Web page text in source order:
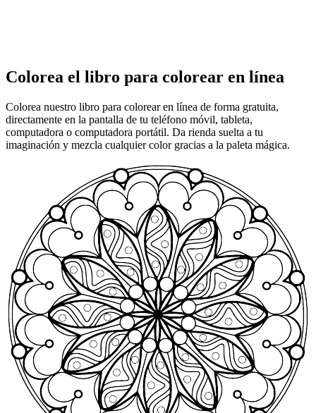
Colorea el libro para colorear en línea
Colorea nuestro libro para colorear en línea de forma gratuita,
directamente en la pantalla de tu teléfono móvil, tableta,
computadora o computadora portátil. Da rienda suelta a tu
imaginación y mezcla cualquier color gracias a la paleta mágica.